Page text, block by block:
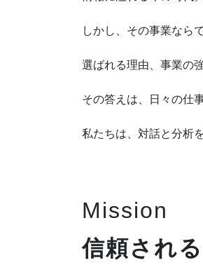
しかし、その事業なら
選ばれる理由、事業の
その答えは、日々の仕
私たちは、対話と分析
Mission
信頼され